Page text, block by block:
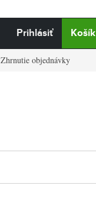
Prihlásiť Košík
Zhrnutie objednávky